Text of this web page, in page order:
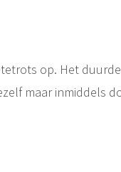
op. Het
maar inmiddels